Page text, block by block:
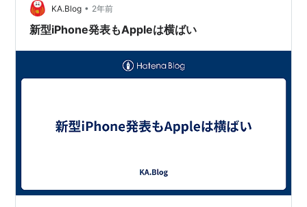
きましては以下の契約締結前交付書面を参照してくださ
い。http://www.ric.hi-ho…
KA.Blog • 2年前
新型iPhone発表もAppleは横ばい